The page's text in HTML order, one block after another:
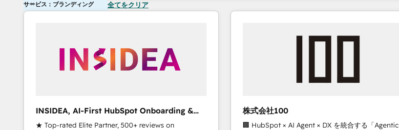
サービス：ブランディング 全てをクリア
INSIDEA, AI-First HubSpot Onboarding &
RevOps
★ Top-rated Elite Partner, 500+ reviews on
株式会社100
🏢 HubSpot × AI Agent × DX を統合する「Agentic